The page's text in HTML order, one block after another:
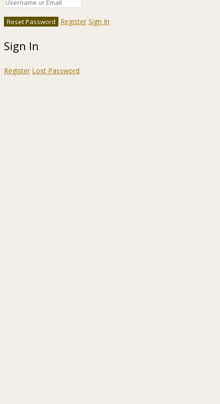
Register Sign In
Sign In
Register Lost Password